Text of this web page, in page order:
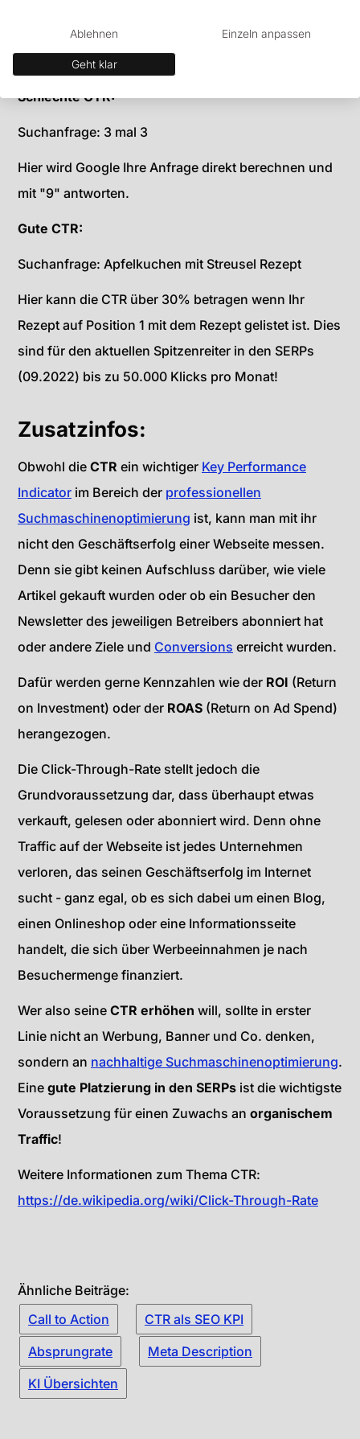
Beispiele für schlechte und sehr gute
Schlechte CTR:
Suchanfrage: 3 mal 3
Hier wird Google Ihre Anfrage direkt berechnen und
mit "9" antworten.
Gute CTR:
Suchanfrage: Apfelkuchen mit Streusel Rezept
Hier kann die CTR über 30% betragen wenn Ihr
Rezept auf Position 1 mit dem Rezept gelistet ist. Dies
sind für den aktuellen Spitzenreiter in den SERPs
(09.2022) bis zu 50.000 Klicks pro Monat!
Zusatzinfos:
Obwohl die CTR ein wichtiger Key Performance
Indicator im Bereich der professionellen
Suchmaschinenoptimierung ist, kann man mit ihr
nicht den Geschäftserfolg einer Webseite messen.
Denn sie gibt keinen Aufschluss darüber, wie viele
Artikel gekauft wurden oder ob ein Besucher den
Newsletter des jeweiligen Betreibers abonniert hat
oder andere Ziele und Conversions erreicht wurden.
Dafür werden gerne Kennzahlen wie der ROI (Return
on Investment) oder der ROAS (Return on Ad Spend)
herangezogen.
Die Click-Through-Rate stellt jedoch die
Grundvoraussetzung dar, dass überhaupt etwas
verkauft, gelesen oder abonniert wird. Denn ohne
Traffic auf der Webseite ist jedes Unternehmen
verloren, das seinen Geschäftserfolg im Internet
sucht - ganz egal, ob es sich dabei um einen Blog,
einen Onlineshop oder eine Informationsseite
handelt, die sich über Werbeeinnahmen je nach
Besuchermenge finanziert.
Wer also seine CTR erhöhen will, sollte in erster
Linie nicht an Werbung, Banner und Co. denken,
sondern an nachhaltige Suchmaschinenoptimierung.
Eine gute Platzierung in den SERPs ist die wichtigste
Voraussetzung für einen Zuwachs an organischem
Traffic!
Weitere Informationen zum Thema CTR:
https://de.wikipedia.org/wiki/Click-Through-Rate
Ähnliche Beiträge:
Call to Action
CTR als SEO KPI
Absprungrate
Meta Description
KI Übersichten
Ablehnen Einzeln anpassen
Geht klar